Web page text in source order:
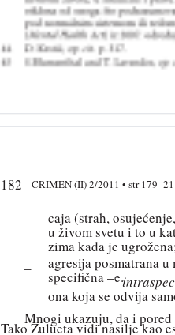
182 CRIMEN (II) 2/2011 • str
caja (strah,
u živom svetu i to u
zima kada je
–
agresija posmatrana
specifična –e.
ona koja se odvija
Mnogi ukazuju, da i
Tako Zulueta vidi nasilje kao